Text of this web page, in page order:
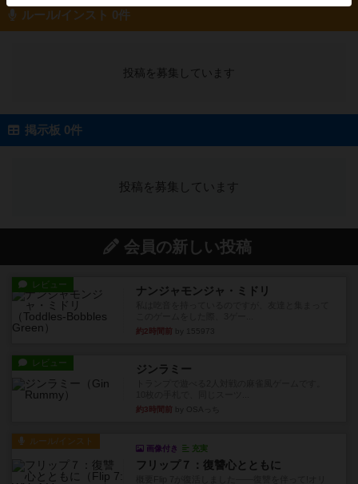
ルール/インスト 0件
投稿を募集しています
掲示板 0件
投稿を募集しています
会員の新しい投稿
レビュー ナンジャモンジャ・ミドリ
約2時間前
レビュー ジンラミー
約3時間前
ルール/インスト
画像付き 充実
フリップ７：復讐心とともに